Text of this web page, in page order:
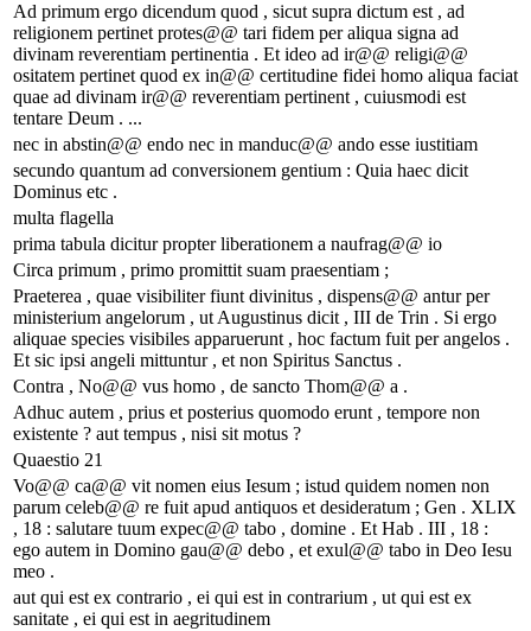
Ad primum ergo dicendum quod , sicut supra dictum est , ad
religionem pertinet protes@@ tari fidem per aliqua signa ad
divinam reverentiam pertinentia . Et ideo ad ir@@ religi@@
ositatem pertinet quod ex in@@ certitudine fidei homo aliqua faciat
quae ad divinam ir@@ reverentiam pertinent , cuiusmodi est
tentare Deum . ...
nec in abstin@@ endo nec in manduc@@ ando esse iustitiam
secundo quantum ad conversionem gentium : Quia haec dicit
Dominus etc .
multa flagella
prima tabula dicitur propter liberationem a naufrag@@ io
Circa primum , primo promittit suam praesentiam ;
Praeterea , quae visibiliter fiunt divinitus , dispens@@ antur per
ministerium angelorum , ut Augustinus dicit , III de Trin . Si ergo
aliquae species visibiles apparuerunt , hoc factum fuit per angelos .
Et sic ipsi angeli mittuntur , et non Spiritus Sanctus .
Contra , No@@ vus homo , de sancto Thom@@ a .
Adhuc autem , prius et posterius quomodo erunt , tempore non
existente ? aut tempus , nisi sit motus ?
Quaestio 21
Vo@@ ca@@ vit nomen eius Iesum ; istud quidem nomen non
parum celeb@@ re fuit apud antiquos et desideratum ; Gen . XLIX
, 18 : salutare tuum expec@@ tabo , domine . Et Hab . III , 18 :
ego autem in Domino gau@@ debo , et exul@@ tabo in Deo Iesu
meo .
aut qui est ex contrario , ei qui est in contrarium , ut qui est ex
sanitate , ei qui est in aegritudinem